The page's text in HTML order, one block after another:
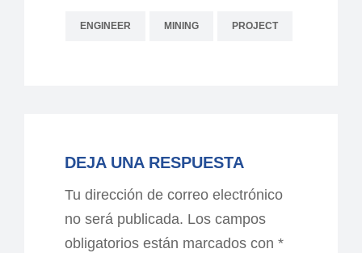
ENGINEER MINING PROJECT
DEJA UNA RESPUESTA
Tu dirección de correo electrónico
no será publicada. Los campos
obligatorios están marcados con *